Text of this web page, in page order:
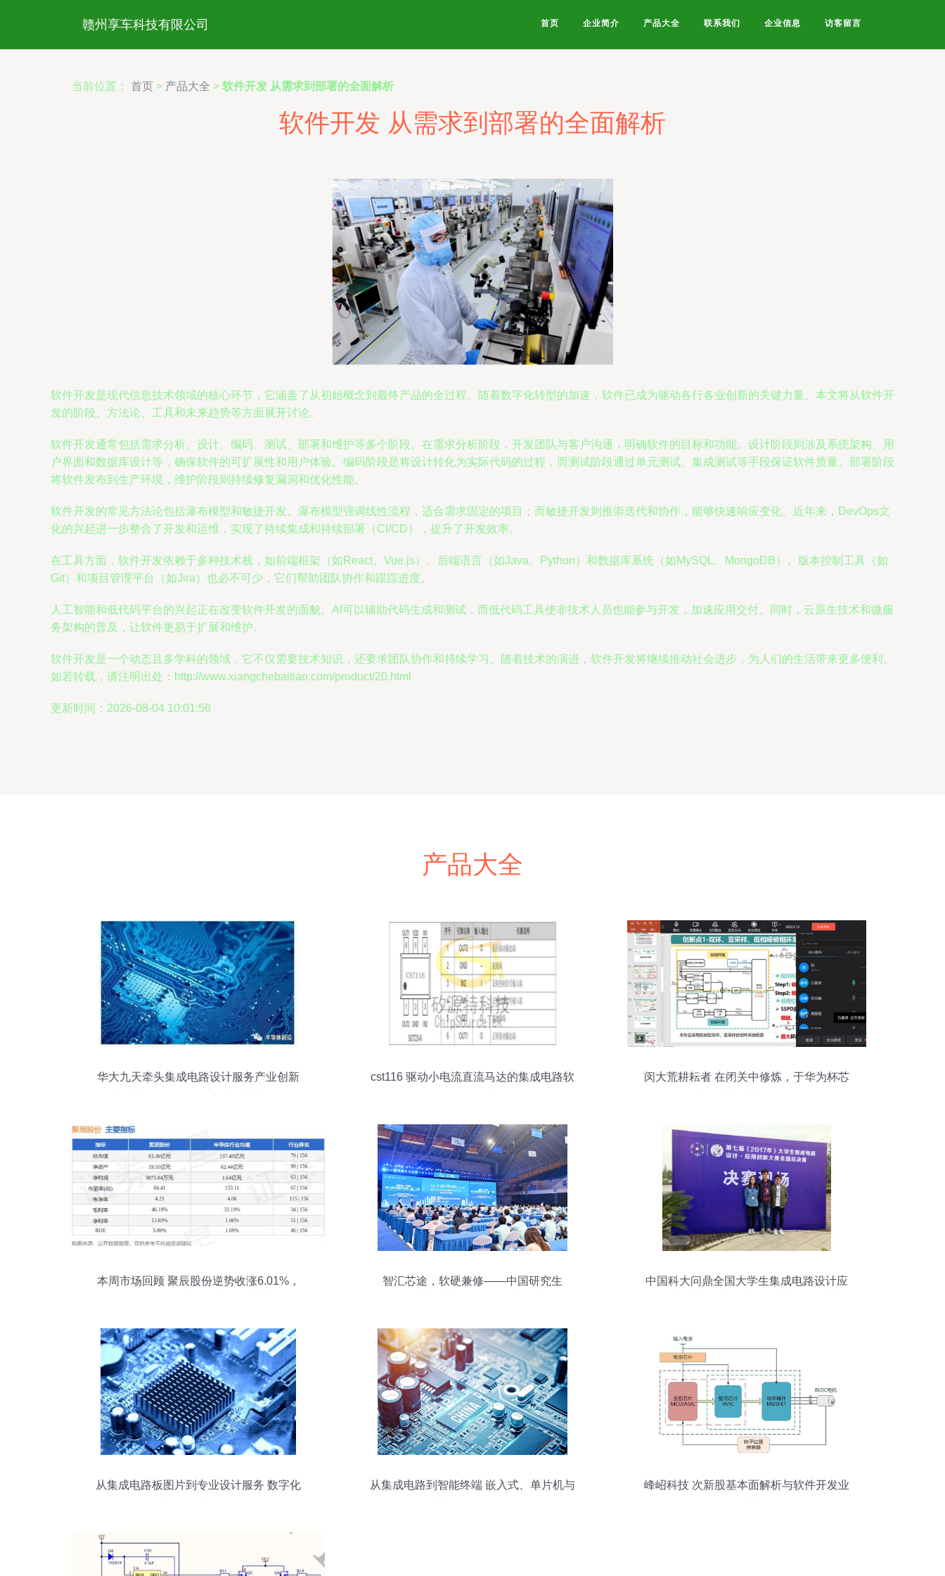
赣州享车科技有限公司 首页 企业简介 产品大全 联系我们 企业信息 访客留言
当前位置： 首页 > 产品大全 > 软件开发 从需求到部署的全面解析
软件开发 从需求到部署的全面解析
软件开发是现代信息技术领域的核心环节，它涵盖了从初始概念到最终产品的全过程。随着数字化转型的加速，软件已成为驱动各行各业创新的关键力量。本文将从软件开
发的阶段、方法论、工具和未来趋势等方面展开讨论。
软件开发通常包括需求分析、设计、编码、测试、部署和维护等多个阶段。在需求分析阶段，开发团队与客户沟通，明确软件的目标和功能。设计阶段则涉及系统架构、用
户界面和数据库设计等，确保软件的可扩展性和用户体验。编码阶段是将设计转化为实际代码的过程，而测试阶段通过单元测试、集成测试等手段保证软件质量。部署阶段
将软件发布到生产环境，维护阶段则持续修复漏洞和优化性能。
软件开发的常见方法论包括瀑布模型和敏捷开发。瀑布模型强调线性流程，适合需求固定的项目；而敏捷开发则推崇迭代和协作，能够快速响应变化。近年来，DevOps文
化的兴起进一步整合了开发和运维，实现了持续集成和持续部署（CI/CD），提升了开发效率。
在工具方面，软件开发依赖于多种技术栈，如前端框架（如React、Vue.js）、后端语言（如Java、Python）和数据库系统（如MySQL、MongoDB）。版本控制工具（如
Git）和项目管理平台（如Jira）也必不可少，它们帮助团队协作和跟踪进度。
人工智能和低代码平台的兴起正在改变软件开发的面貌。AI可以辅助代码生成和测试，而低代码工具使非技术人员也能参与开发，加速应用交付。同时，云原生技术和微服
务架构的普及，让软件更易于扩展和维护。
软件开发是一个动态且多学科的领域，它不仅需要技术知识，还要求团队协作和持续学习。随着技术的演进，软件开发将继续推动社会进步，为人们的生活带来更多便利。
如若转载，请注明出处：http://www.xiangchebaitiao.com/product/20.html
更新时间：2026-08-04 10:01:56
产品大全
华大九天牵头集成电路设计服务产业创新
cst116 驱动小电流直流马达的集成电路软
闵大荒耕耘者 在闭关中修炼，于华为杯芯
本周市场回顾 聚辰股份逆势收涨6.01%，
智汇芯途，软硬兼修——中国研究生
中国科大问鼎全国大学生集成电路设计应
从集成电路板图片到专业设计服务 数字化
从集成电路到智能终端 嵌入式、单片机与
峰岹科技 次新股基本面解析与软件开发业